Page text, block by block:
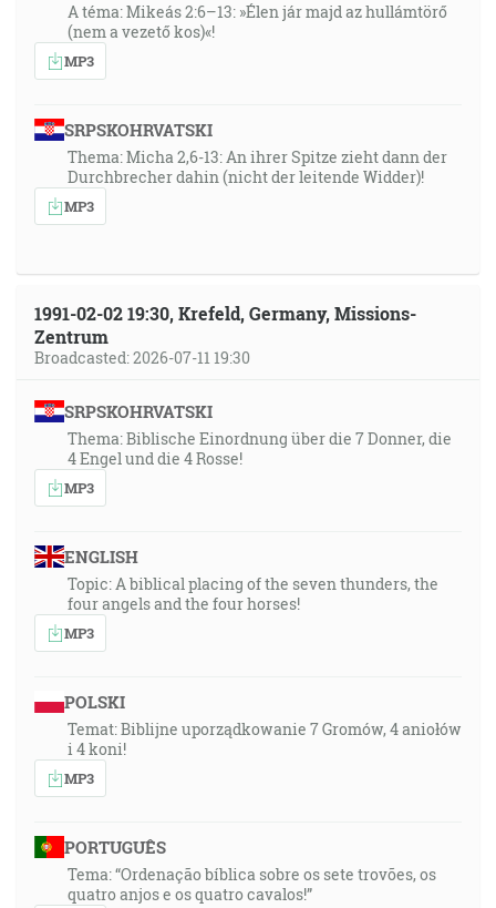
A téma: Mikeás 2:6–13: »Élen jár majd az hullámtörő
(nem a vezető kos)«!
MP3
SRPSKOHRVATSKI
Thema: Micha 2,6-13: An ihrer Spitze zieht dann der
Durchbrecher dahin (nicht der leitende Widder)!
MP3
1991-02-02 19:30, Krefeld, Germany, Missions-
Zentrum
Broadcasted: 2026-07-11 19:30
SRPSKOHRVATSKI
Thema: Biblische Einordnung über die 7 Donner, die
4 Engel und die 4 Rosse!
MP3
ENGLISH
Topic: A biblical placing of the seven thunders, the
four angels and the four horses!
MP3
POLSKI
Temat: Biblijne uporządkowanie 7 Gromów, 4 aniołów
i 4 koni!
MP3
PORTUGUÊS
Tema: “Ordenação bíblica sobre os sete trovões, os
quatro anjos e os quatro cavalos!”